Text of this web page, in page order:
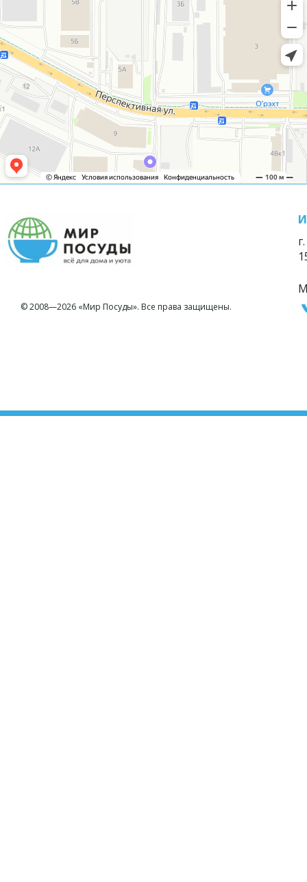
© 2008—2026 «Мир Посуды». Все права защищены.